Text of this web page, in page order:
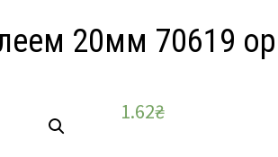
20мм 70619
1.62₴